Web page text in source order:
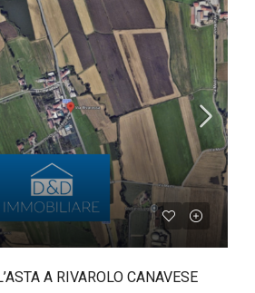
A RIVAROLO CANAVESE